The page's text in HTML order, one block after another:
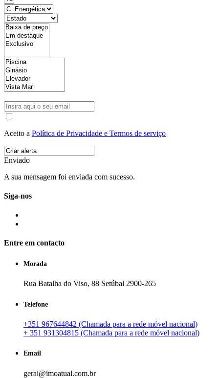
Aceito a Política de Privacidade e Termos de serviço
Enviado
A sua mensagem foi enviada com sucesso.
Siga-nos
Entre em contacto
Morada
Rua Batalha do Viso, 88 Setúbal 2900-265
Telefone
+351 967644842 (Chamada para a rede móvel nacional)
+ 351 931304815 (Chamada para a rede móvel nacional)
Email
geral@imoatual.com.br